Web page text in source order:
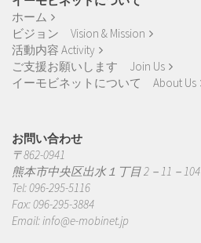
ホーム
ビジョン Vision & Mission
活動内容 Activity
ご支援お願いします Join Us
イーモビネットについて About Us
お問い合わせ
〒862-0941
熊本市中央区出水１丁目 2－11－104
Tel: 096-295-5116
Fax: 096-295-3884
Email:info@e-mobinet.jp